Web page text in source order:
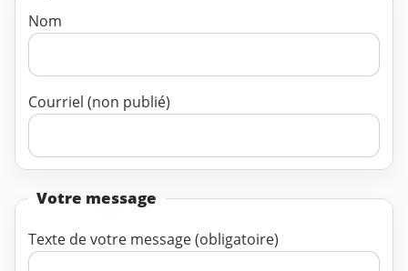
Nom
Courriel (non publié)
Votre message
Texte de votre message (obligatoire)